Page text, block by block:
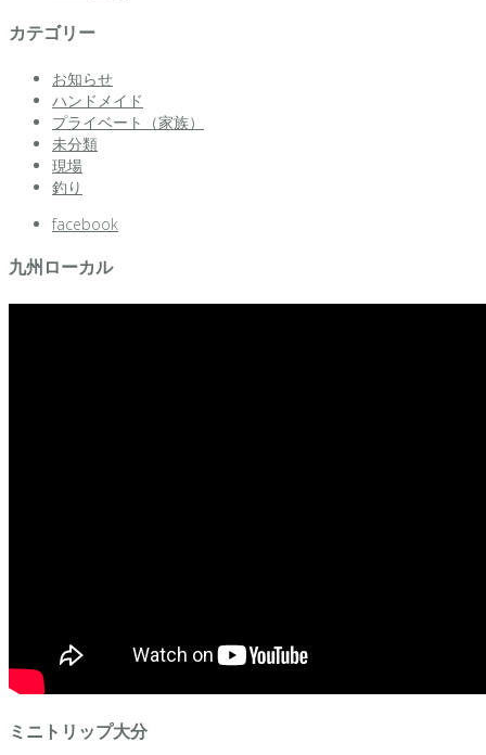
カテゴリー
お知らせ
ハンドメイド
プライベート（家族）
未分類
現場
釣り
facebook
九州ローカル
ミニトリップ大分